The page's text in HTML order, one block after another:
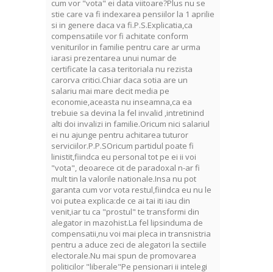
cum vor "vota" ei data viitoare?Plus nu se
stie care va fi indexarea pensiilor la 1 aprilie
si in genere daca va fi.P.S.Explicatia,ca
compensatiile vor fi achitate conform
veniturilor in familie pentru care ar urma
iarasi prezentarea unui numar de
certificate la casa teritoriala nu rezista
carorva critici.Chiar daca sotia are un
salariu mai mare decit media pe
economie,aceasta nu inseamna,ca ea
trebuie sa devina la fel invalid ,intretinind
alti doi invalizi in familie.Oricum nici salariul
ei nu ajunge pentru achitarea tuturor
serviciilor.P.P.SOricum partidul poate fi
linistit,fiindca eu personal tot pe ei ii voi
"vota", deoarece cit de paradoxal n-ar fi
mult tin la valorile nationale.Insa nu pot
garanta cum vor vota restul,fiindca eu nu le
voi putea explica:de ce ai tai iti iau din
venit,iar tu ca "prostul" te transformi din
alegator in mazohist.La fel lipsinduma de
compensatii,nu voi mai pleca in transnistria
pentru a aduce zeci de alegatori la sectiile
electorale.Nu mai spun de promovarea
politicilor "liberale"Pe pensionari ii intelegi